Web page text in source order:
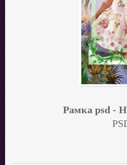
Рамка psd -